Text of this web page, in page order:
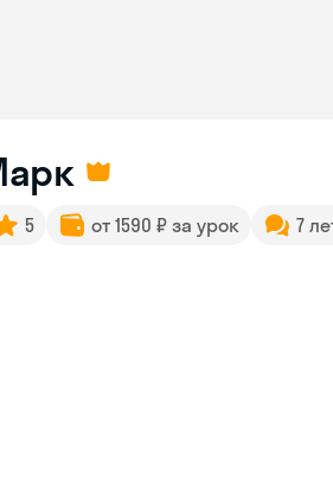
5 от 1590 ₽ за урок 7